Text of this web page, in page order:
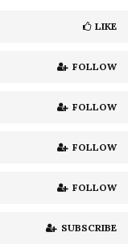
H
LIKE
FOLLOW
FOLLOW
FOLLOW
FOLLOW
SUBSCRIBE